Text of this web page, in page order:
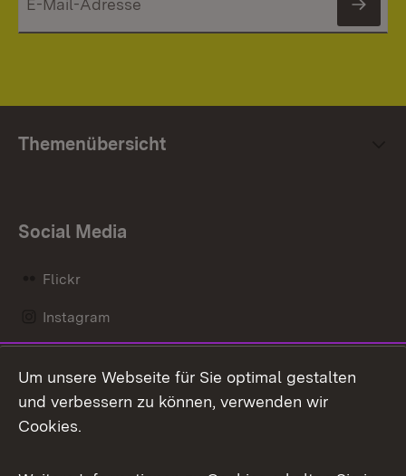
Themenübersicht
Social Media
Flickr
Instagram
Mastodon
Messenger
Social Wall
Um unsere Webseite für Sie optimal gestalten
und verbessern zu können, verwenden wir
Cookies.